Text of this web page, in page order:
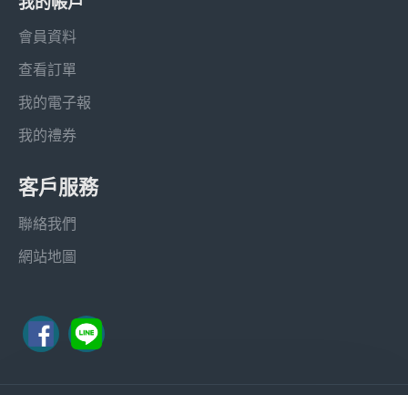
會員資料
查看訂單
我的電子報
我的禮券
客戶服務
聯絡我們
網站地圖